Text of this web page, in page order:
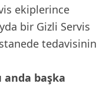
ekiplerince
bir Gizli Servis
tedavisinin
anda başka